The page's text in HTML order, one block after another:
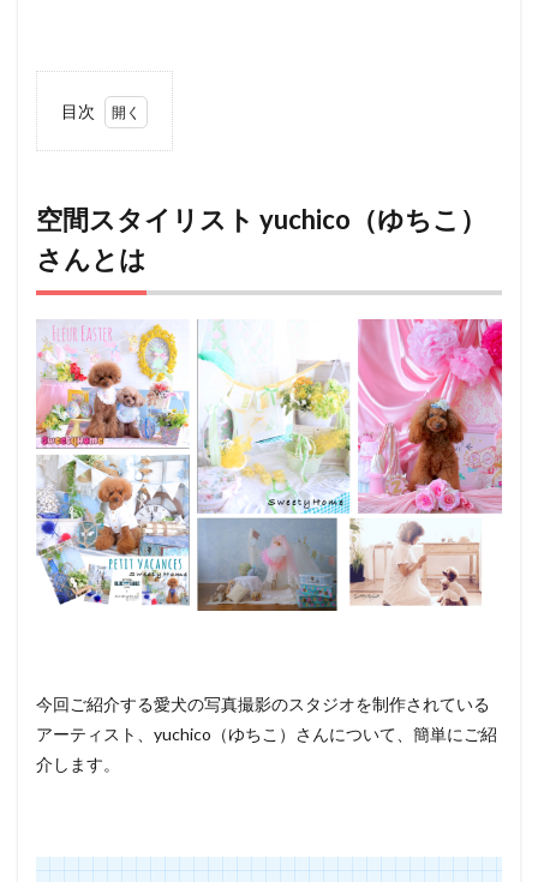
目次
ちこ）さん
とは
2
yuchico
写真ス
タジオ
の撮影
会に参
加して
きまし
た
3
yuchico
さんの
愛犬の
写真撮
クオリ
驚愕
写真撮
空間スタイリスト yuchico（ゆちこ）
さんとは
今回ご紹介する愛犬の写真撮影のスタジオを制作されている
アーティスト、yuchico（ゆちこ）さんについて、簡単にご紹
介します。